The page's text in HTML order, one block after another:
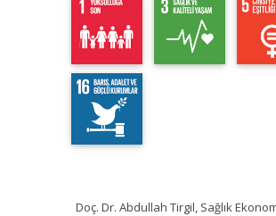
Doç. Dr. Abdullah Tirgil, Sağlık